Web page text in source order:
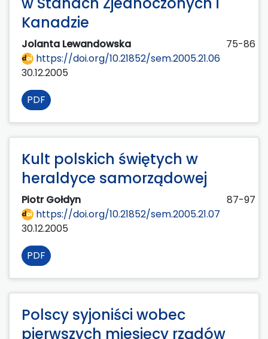
Kanadzie
Jolanta Lewandowska
75-86
https://doi.org/10.21852/sem.2005.21.06
30.12.2005
PDF
Kult polskich świętych w
heraldyce samorządowej
Piotr Gołdyn
87-97
https://doi.org/10.21852/sem.2005.21.07
30.12.2005
PDF
Polscy syjoniści wobec
pierwszych miesięcy rządów